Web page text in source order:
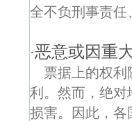
全不负刑事责
·恶意或因重
票据上的权
利。然而，绝对
损害。因此，各